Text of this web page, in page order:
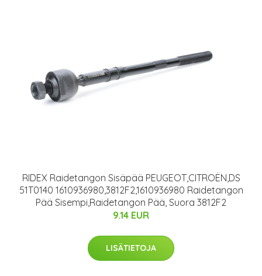
RIDEX Raidetangon Sisäpää PEUGEOT,CITROËN,DS
51T0140 1610936980,3812F2,1610936980 Raidetangon
Pää Sisempi,Raidetangon Pää, Suora 3812F2
9.14 EUR
LISÄTIETOJA